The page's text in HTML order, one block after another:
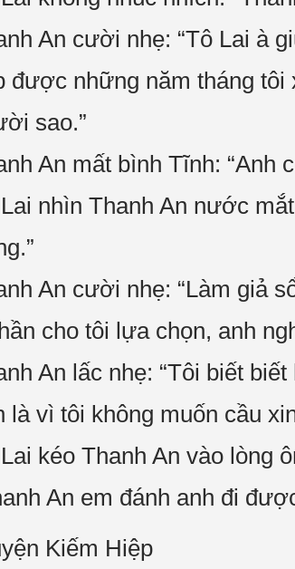
An cười nhẹ: “Tô Lai à
được những năm tháng
sao.”
An mất bình Tĩnh: “Anh
nhìn Thanh An nước
An cười nhẹ: “Làm giả
cho tôi lựa chọn, anh
An lấc nhẹ: “Tôi biết
là vì tôi không muốn cầu
kéo Thanh An vào lòng
An em đánh anh đi
Kiếm Hiệp